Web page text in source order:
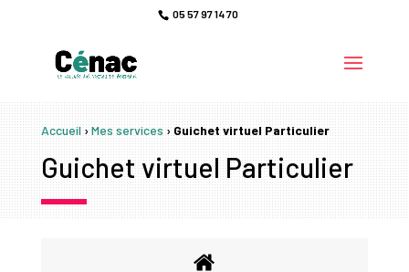
05 57 97 14 70
Accueil›Mes services›Guichet virtuel Particulier
Guichet virtuel Particulier